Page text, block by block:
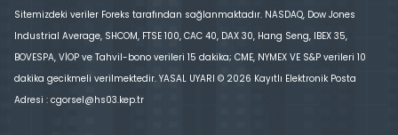
Sitemizdeki veriler Foreks tarafından sağlanmaktadır. NASDAQ, Dow Jones
Industrial Average, SHCOM, FTSE 100, CAC 40, DAX 30, Hang Seng, IBEX 35,
BOVESPA, VİOP ve Tahvil-bono verileri 15 dakika; CME, NYMEX VE S&P verileri 10
dakika gecikmeli verilmektedir. YASAL UYARI © 2026 Kayıtlı Elektronik Posta
Adresi : cgorsel@hs03.kep.tr